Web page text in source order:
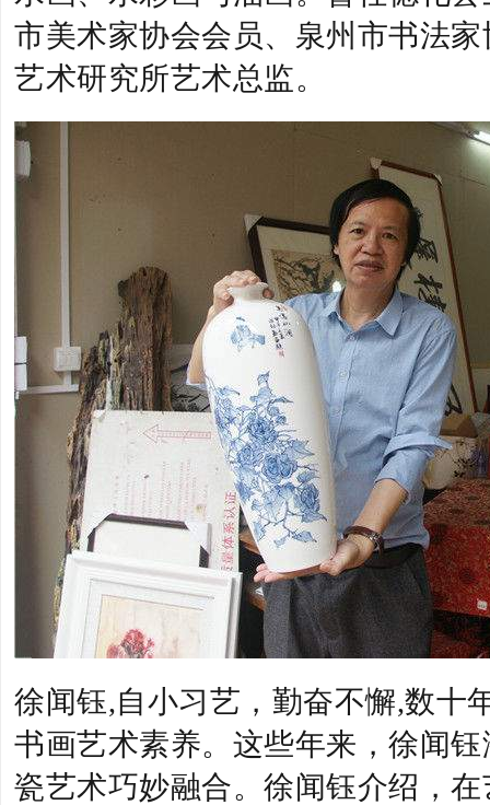
市美术家协会会员、泉州市书法
艺术研究所艺术总监。
徐闻钰,自小习艺，勤奋不懈,数十
书画艺术素养。这些年来，徐闻
瓷艺术巧妙融合。徐闻钰介绍，